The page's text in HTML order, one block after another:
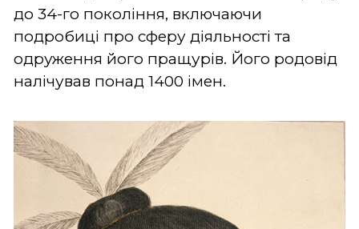
до 34-го покоління, включаючи
подробиці про сферу діяльності та
одруження його пращурів. Його родовід
налічував понад 1400 імен.